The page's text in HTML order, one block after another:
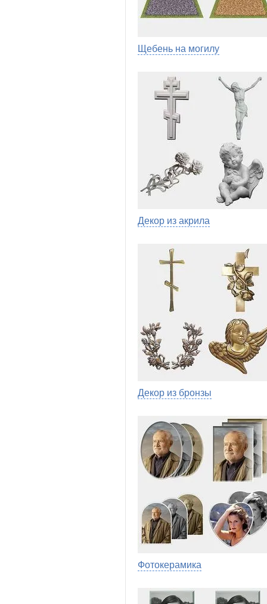
Щебень на могилу
Декор из акрила
Декор из бронзы
Фотокерамика